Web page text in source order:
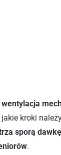
wentylacja
kroki
sporą
.